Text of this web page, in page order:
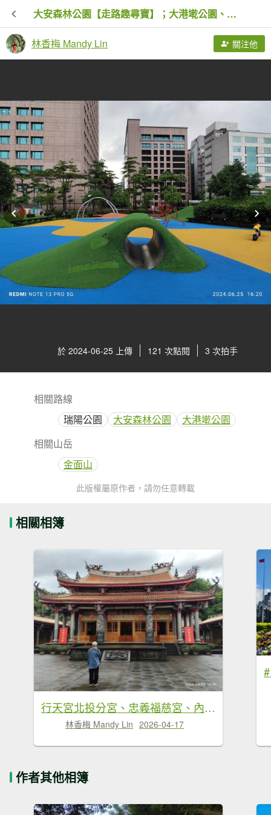
大安森林公園【走路趣尋寶】；大港墘公園、瑞陽公園【臺北健走趣】
林香梅 Mandy Lin 關注他
於 2024-06-25 上傳 121 次點閱 3 次拍手
相關路線
瑞陽公園
大安森林公園
大港墘公園
相關山岳
金面山
此版權屬原作者，請勿任意轉載
相關相簿
行天宮北投分宮、忠義福慈宮、內湖大港墘公園
林香梅 Mandy Lin 2026-04-17
作者其他相簿